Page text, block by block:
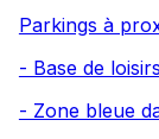
Parkings à
- Base de
- Zone bleue